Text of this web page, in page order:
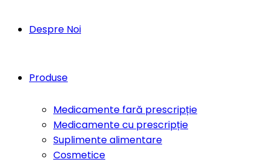
Despre Noi
Produse
Medicamente fară prescripție
Medicamente cu prescripție
Suplimente alimentare
Cosmetice